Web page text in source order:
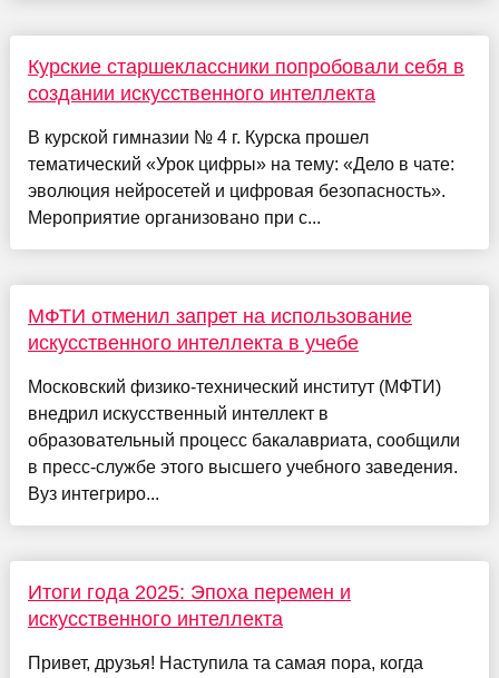
Курские старшеклассники попробовали себя в
создании искусственного интеллекта
В курской гимназии № 4 г. Курска прошел
тематический «Урок цифры» на тему: «Дело в чате:
эволюция нейросетей и цифровая безопасность».
Мероприятие организовано при с...
МФТИ отменил запрет на использование
искусственного интеллекта в учебе
Московский физико-технический институт (МФТИ)
внедрил искусственный интеллект в
образовательный процесс бакалавриата, сообщили
в пресс-службе этого высшего учебного заведения.
Вуз интегриро...
Итоги года 2025: Эпоха перемен и
искусственного интеллекта
Привет, друзья! Наступила та самая пора, когда